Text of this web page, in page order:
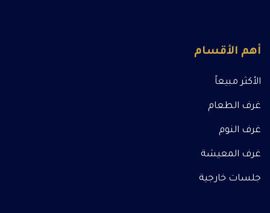
أهم الأقسام
الأكثر مبيعاً
غرف الطعام
غرف النوم
غرف المعيشة
جلسات خارجية